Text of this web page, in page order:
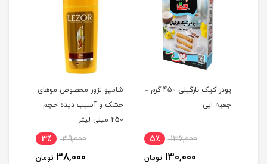
پودر کیک نارگیلی 450 گرم –
جعبه ایی
136,000 5٪
130,000 تومان
شامپو لزور مخصوص موهای
خشک و آسیب دیده حجم
250 میلی لیتر
39,000 3٪
38,000 تومان